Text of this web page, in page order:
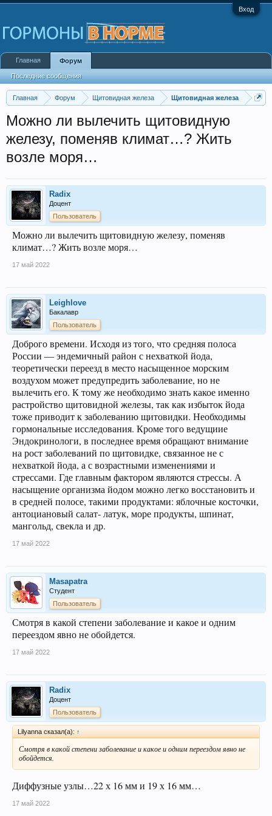
Вход
Главная Форум Щитовидная железа Щитовидная железа
Можно ли вылечить щитовидную
железу, поменяв климат…? Жить
возле моря…
Radix
Доцент
Пользователь
Можно ли вылечить щитовидную железу, поменяв
климат…? Жить возле моря…
17 май 2022
Leighlove
Бакалавр
Пользователь
Доброго времени. Исходя из того, что средняя полоса
России — эндемичный район с нехваткой йода,
теоретически переезд в место насыщенное морским
воздухом может предупредить заболевание, но не
вылечить его. К тому же необходимо знать какое именно
растройство щитовидной железы, так как избыток йода
тоже приводит к заболеванию щитовидки. Необходимы
гормональные исследования. Кроме того ведущиие
Эндокринологи, в последнее время обращают внимание
на рост заболеваний по щитовидке, связанное не с
нехваткой йода, а с возрастными изменениями и
стрессами. Где главным фактором являются стрессы. А
насыщение организма йодом можно легко восстановить и
в средней полосе, такими продуктами: яблочные косточки,
антоциановый салат- латук, море продукты, шпинат,
мангольд, свекла и др.
17 май 2022
Masapatra
Студент
Пользователь
Смотря в какой степени заболевание и какое и одним
переездом явно не обойдется.
17 май 2022
Radix
Доцент
Пользователь
Lilyanna сказал(а): ↑
Смотря в какой степени заболевание и какое и одним переездом явно не
обойдется.
Диффузные узлы…22 х 16 мм и 19 х 16 мм…
17 май 2022
Главная Форум
Последние сообщения